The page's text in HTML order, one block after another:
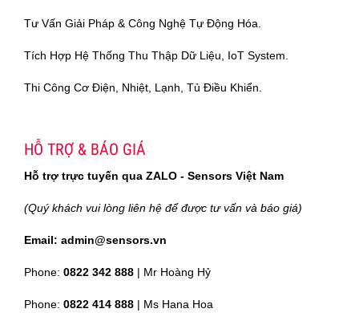
Tư Vấn Giải Pháp & Công Nghệ Tự Động Hóa.
Tích Hợp Hệ Thống Thu Thập Dữ Liệu, IoT System.
Thi Công Cơ Điện, Nhiệt, Lạnh, Tủ Điều Khiển.
HỖ TRỢ & BÁO GIÁ
Hỗ trợ trực tuyến qua ZALO - Sensors Việt Nam
(Quý khách vui lòng liên hệ để được tư vấn và báo giá)
Email: admin@sensors.vn
Phone: 0822 342 888 | Mr Hoàng Hỷ
Phone: 0822 414 888 | Ms Hana Hoa